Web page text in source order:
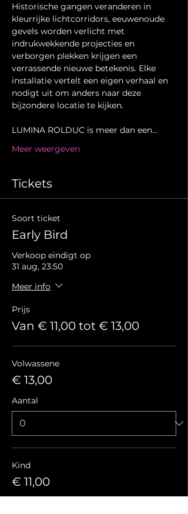
Historische gangen veranderen in
kleurrijke lichtcorridors, eeuwenoude
gevels worden verlicht met
indrukwekkende projecties en
verborgen plekken krijgen een
verrassende nieuwe betekenis. Elke
installatie vertelt een eigen verhaal en
nodigt uit om anders naar deze
bijzondere locatie te kijken.
LUMINA ROLDUC is meer dan een…
Meer weergeven
Tickets
Soort ticket
Early Bird
Verkoop eindigt op
31 aug, 23:50
Meer info
Prijs
Van € 11,00 tot € 13,00
Volwassene
€ 13,00
Aantal
Kind
€ 11,00